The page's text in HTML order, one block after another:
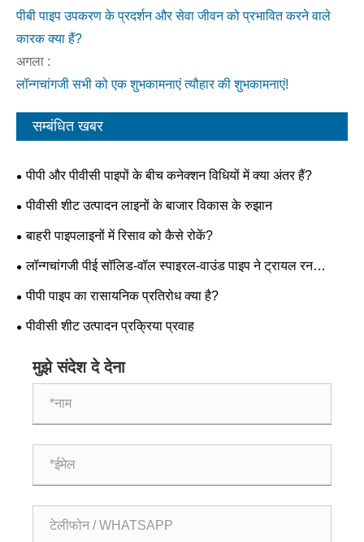
पीबी पाइप उपकरण के प्रदर्शन और सेवा जीवन को प्रभावित करने वाले
कारक क्या हैं?
अगला :
लॉन्गचांगजी सभी को एक शुभकामनाएं त्यौहार की शुभकामनाएं!
सम्बंधित खबर
पीपी और पीवीसी पाइपों के बीच कनेक्शन विधियों में क्या अंतर हैं?
पीवीसी शीट उत्पादन लाइनों के बाजार विकास के रुझान
बाहरी पाइपलाइनों में रिसाव को कैसे रोकें?
लॉन्गचांगजी पीई सॉलिड-वॉल स्पाइरल-वाउंड पाइप ने ट्रायल रन
सफलतापूर्वक पूरा किया!!!
पीपी पाइप का रासायनिक प्रतिरोध क्या है?
पीवीसी शीट उत्पादन प्रक्रिया प्रवाह
मुझे संदेश दे देना